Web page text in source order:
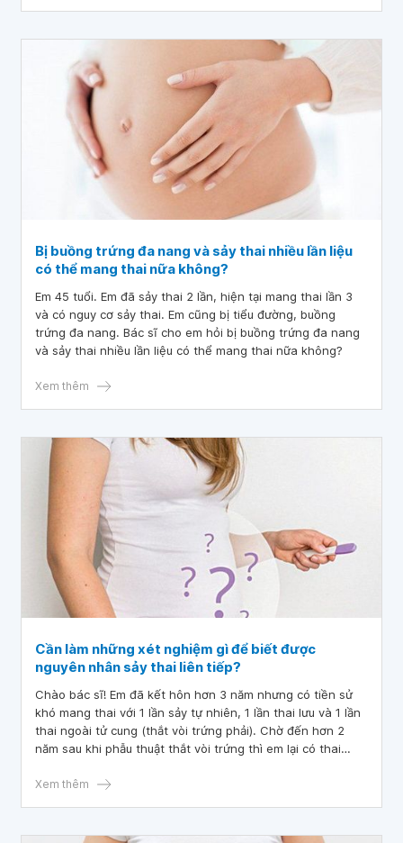
Bị buồng trứng đa nang và sảy thai nhiều lần liệu
có thể mang thai nữa không?
Em 45 tuổi. Em đã sảy thai 2 lần, hiện tại mang thai lần 3
và có nguy cơ sảy thai. Em cũng bị tiểu đường, buồng
trứng đa nang. Bác sĩ cho em hỏi bị buồng trứng đa nang
và sảy thai nhiều lần liệu có thể mang thai nữa không?
Xem thêm
Cần làm những xét nghiệm gì để biết được
nguyên nhân sảy thai liên tiếp?
Chào bác sĩ! Em đã kết hôn hơn 3 năm nhưng có tiền sử
khó mang thai với 1 lần sảy tự nhiên, 1 lần thai lưu và 1 lần
thai ngoài tử cung (thắt vòi trứng phải). Chờ đến hơn 2
năm sau khi phẫu thuật thắt vòi trứng thì em lại có thai
Sau đó, hôm qua em bị ra máu nhiều, em đi khám thì bác sĩ
nhân sảy thai liên tiếp và em còn có khả năng mang thai
Xem thêm